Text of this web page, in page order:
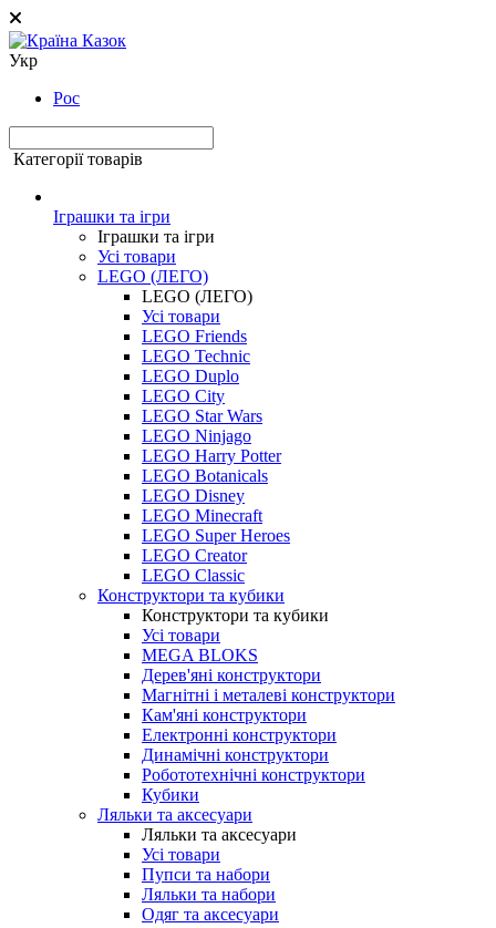
Укр
Рос
Категорії товарів
Іграшки та ігри
Іграшки та ігри
Усі товари
LEGO (ЛЕГО)
LEGO (ЛЕГО)
Усі товари
LEGO Friends
LEGO Technic
LEGO Duplo
LEGO City
LEGO Star Wars
LEGO Ninjago
LEGO Harry Potter
LEGO Botanicals
LEGO Disney
LEGO Minecraft
LEGO Super Heroes
LEGO Creator
LEGO Classic
Конструктори та кубики
Конструктори та кубики
Усі товари
MEGA BLOKS
Дерев'яні конструктори
Магнітні і металеві конструктори
Кам'яні конструктори
Електронні конструктори
Динамічні конструктори
Робототехнічні конструктори
Кубики
Ляльки та аксесуари
Ляльки та аксесуари
Усі товари
Пупси та набори
Ляльки та набори
Одяг та аксесуари